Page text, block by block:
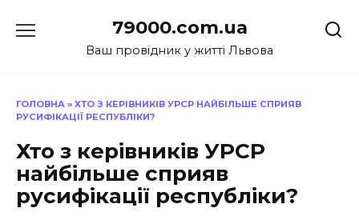
до
79000.com.ua
Ваш провідник у житті Львова
ГОЛОВНА » ХТО З КЕРІВНИКІВ УРСР НАЙБІЛЬШЕ СПРИЯВ
РУСИФІКАЦІЇ РЕСПУБЛІКИ?
Хто з керівників УРСР
найбільше сприяв
русифікації республіки?